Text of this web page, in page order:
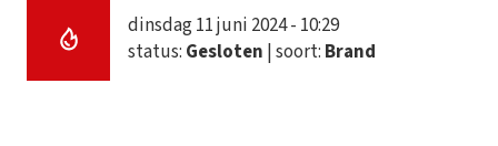
dinsdag 11 juni 2024 - 10:29
status: Gesloten | soort: Brand